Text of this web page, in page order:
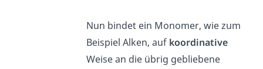
Nun bindet ein Monomer, wie zum
Beispiel Alken, auf koordinative
Weise an die übrig gebliebene